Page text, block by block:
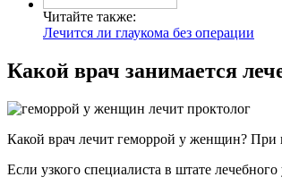
Читайте также:
Лечится ли глаукома без операции
Какой врач занимается
Какой врач лечит геморрой у женщин? При
Если узкого специалиста в штате